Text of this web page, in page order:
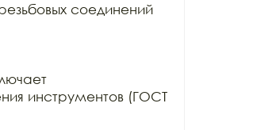
соединений
инструментов (ГОСТ